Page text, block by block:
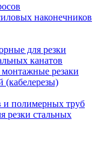
наконечников
для резки
канатов
резаки
(кабелерезы)
и полимерных труб
резки стальных